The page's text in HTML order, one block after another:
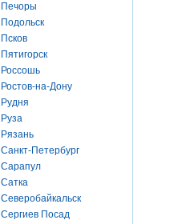
Печоры
Подольск
Псков
Пятигорск
Россошь
Ростов-на-Дону
Рудня
Руза
Рязань
Санкт-Петербург
Сарапул
Сатка
Северобайкальск
Сергиев Посад